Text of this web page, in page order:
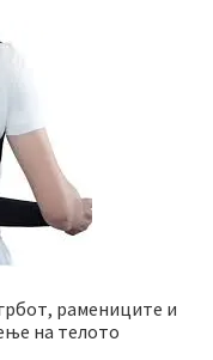
рамениците и
на телото